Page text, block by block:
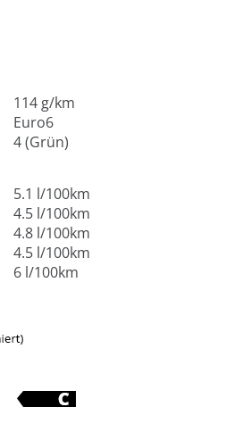
114 g/km
Euro6
4 (Grün)
5.1 l/100km
4.5 l/100km
4.8 l/100km
4.5 l/100km
6 l/100km